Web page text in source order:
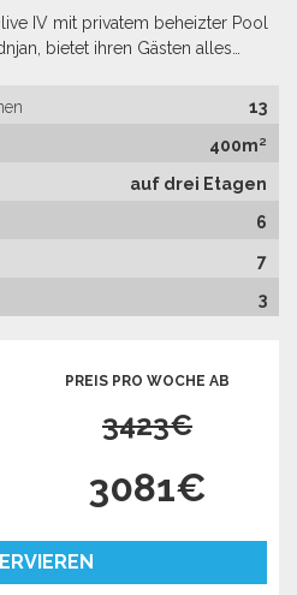
IV mit privatem beheizter Pool
bietet ihren Gästen alles…
13
400m²
auf drei Etagen
6
7
3
PREIS PRO WOCHE AB
3423€
3081€